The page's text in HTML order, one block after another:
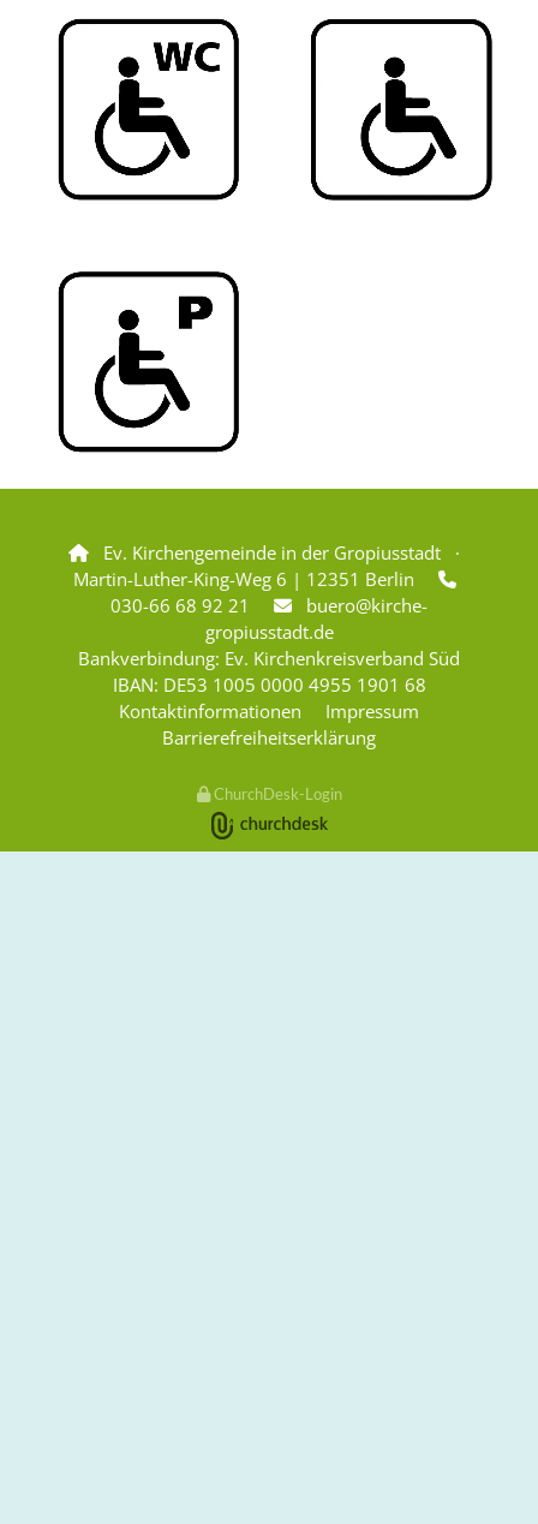

Ev. Kirchengemeinde in der Gropiusstadt ·
Martin-Luther-King-Weg 6 | 12351 Berlin

030-66 68 92 21 
buero@kirche-
gropiusstadt.de
Bankverbindung: Ev. Kirchenkreisverband Süd
IBAN: DE53 1005 0000 4955 1901 68
Kontaktinformationen
Impressum
Barrierefreiheitserklärung
ChurchDesk-Login